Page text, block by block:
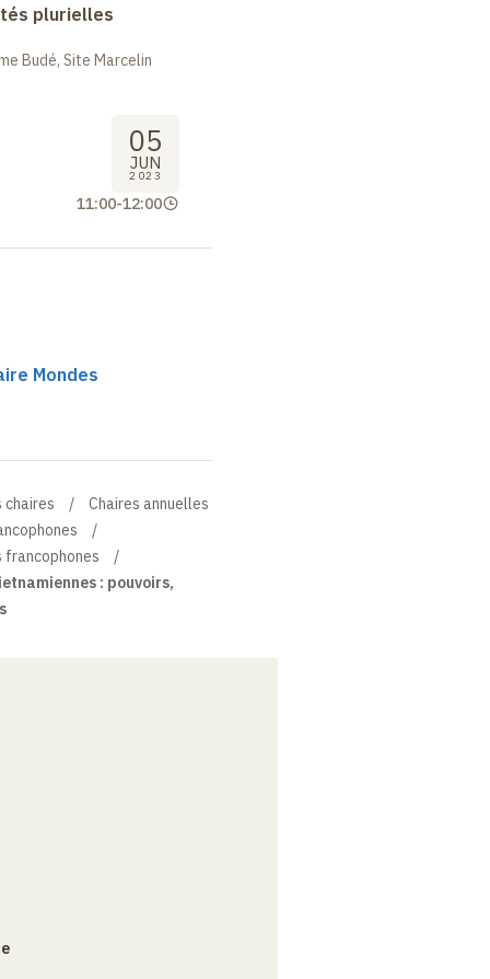
plurielles
Budé, Site Marcelin
05
JUN
2023
11:00-12:00
Mondes
chaires
Chaires annuelles
francophones
: pouvoirs,